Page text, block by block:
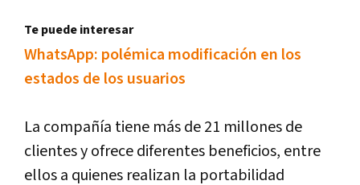
Te puede interesar
WhatsApp: polémica modificación en los
estados de los usuarios
La compañía tiene más de 21 millones de
clientes y ofrece diferentes beneficios, entre
ellos a quienes realizan la portabilidad